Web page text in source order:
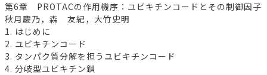
第6章 PROTACの作用機序：ユビキチンコードとその制御因子
秋月慶乃，森 友紀，大竹史明
1. はじめに
2. ユビキチンコード
3. タンパク質分解を担うユビキチンコード
4. 分岐型ユビキチン鎖